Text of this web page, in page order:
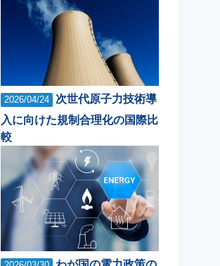
2026/04/24
次世代原子力技術導
入に向けた規制合理化の国際比
較